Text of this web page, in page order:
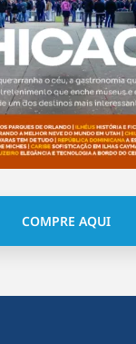
COMPRE AQUI